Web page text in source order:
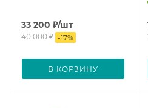
33 200 ₽/шт
40 000₽ -17%
В КОРЗИНУ